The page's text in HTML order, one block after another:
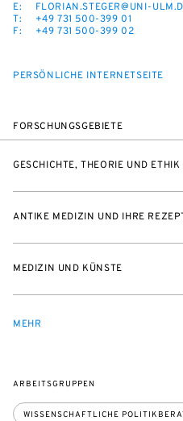
E:
FLORIAN.STEGER@UNI-
T:
+49 731 500-399 01
F:
+49 731 500-399 02
PERSÖNLICHE INTERNETSEITE
FORSCHUNGSGEBIETE
GESCHICHTE, THEORIE UND
ANTIKE MEDIZIN UND IHRE
MEDIZIN UND KÜNSTE
MEHR
ARBEITSGRUPPEN
WISSENSCHAFTLICHE